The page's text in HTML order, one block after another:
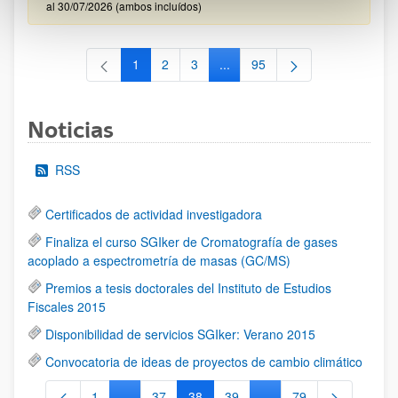
al 30/07/2026 (ambos incluídos)
Página
1 Página
2 Página
3 ...Páginas intermedias Use TAB
Página
95
Noticias
RSS
Certificados de actividad investigadora
Finaliza el curso SGIker de Cromatografía de gases
acoplado a espectrometría de masas (GC/MS)
Premios a tesis doctorales del Instituto de Estudios
Fiscales 2015
Disponibilidad de servicios SGIker: Verano 2015
Convocatoria de ideas de proyectos de cambio climático